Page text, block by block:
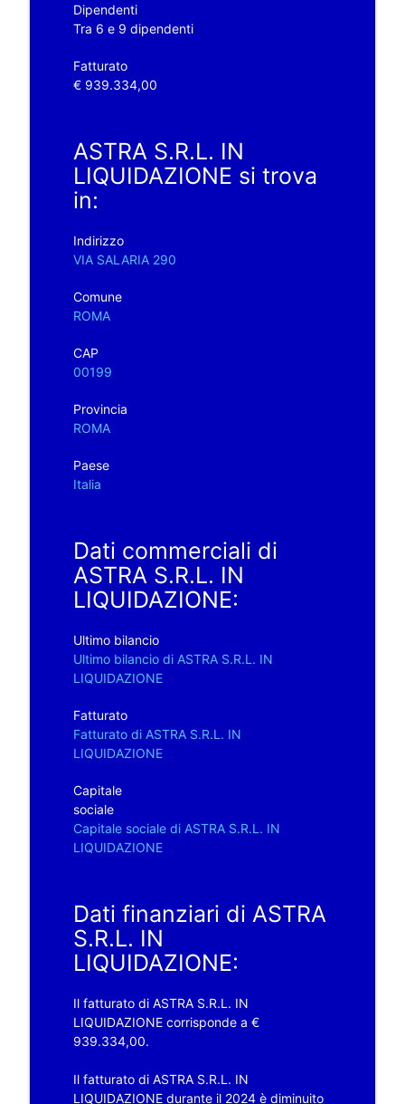
Dipendenti
Tra 6 e 9 dipendenti
Fatturato
€ 939.334,00
ASTRA S.R.L. IN
LIQUIDAZIONE si trova
in:
Indirizzo
VIA SALARIA 290
Comune
ROMA
CAP
00199
Provincia
ROMA
Paese
Italia
Dati commerciali di
ASTRA S.R.L. IN
LIQUIDAZIONE:
Ultimo bilancio
Ultimo bilancio di ASTRA S.R.L. IN
LIQUIDAZIONE
Fatturato
Fatturato di ASTRA S.R.L. IN
LIQUIDAZIONE
Capitale
sociale
Capitale sociale di ASTRA S.R.L. IN
LIQUIDAZIONE
Dati finanziari di ASTRA
S.R.L. IN
LIQUIDAZIONE:
Il fatturato di ASTRA S.R.L. IN
LIQUIDAZIONE corrisponde a €
939.334,00.
Il fatturato di ASTRA S.R.L. IN
LIQUIDAZIONE durante il 2024 è diminuito